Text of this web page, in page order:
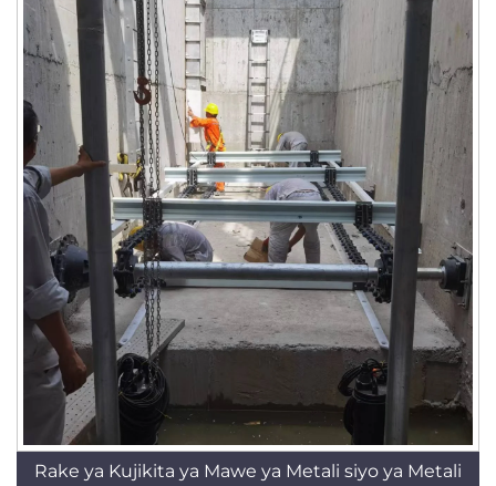
Rake ya Kujikita ya Mawe ya Metali siyo ya Metali